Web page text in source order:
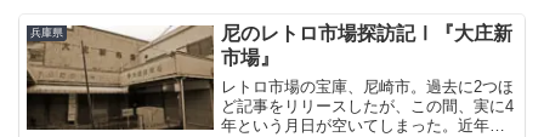
兵庫県
尼のレトロ市場探訪記Ⅰ『大庄新
市場』
レトロ市場の宝庫、尼崎市。過去に2つほ
ど記事をリリースしたが、この間、実に4
年という月日が空いてしまった。近年、